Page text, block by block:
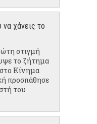
να χάνεις το
στιγμή
το ζήτημα
Κίνημα
προσπάθησε
του